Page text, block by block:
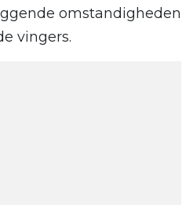
omstandigheden
vingers.